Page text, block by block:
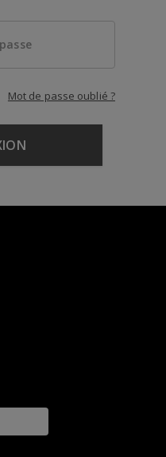
Mot de passe oublié ?